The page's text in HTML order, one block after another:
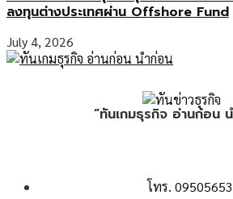
ลงทุนต่างประเทศผ่าน Offshore Fund
July 4, 2026
“ทันเกมธุรกิจ อ่านก่อน
โทร.